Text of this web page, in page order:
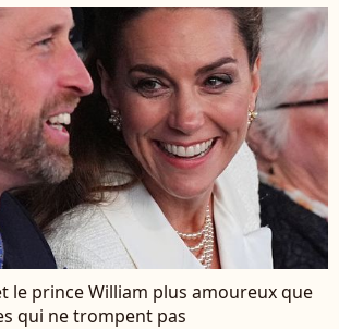
le prince William plus amoureux que
qui ne trompent pas